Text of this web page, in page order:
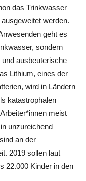
das Trinkwasser
werden.
geht es
sondern
ausbeuterische
Lithium, eines der
wird in Ländern
katastrophalen
meist
unzureichend
an der
2019 sollen laut
22.000 Kinder in den